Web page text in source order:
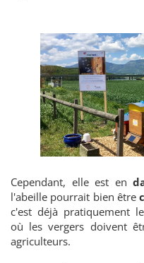
Cependant, elle est en
l'abeille pourrait bien être
c'est déjà pratiquement
où les vergers doivent
agriculteurs.